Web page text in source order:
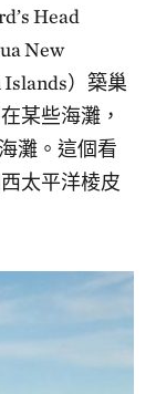
Head
New
）築巢
某些海灘，
灘。這個看
太平洋棱皮